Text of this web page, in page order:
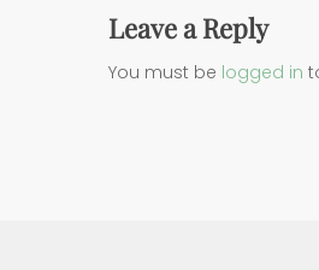
Leave a Reply
You must be logged in